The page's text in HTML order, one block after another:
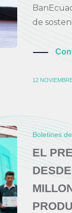
de
12
Boletines
EL